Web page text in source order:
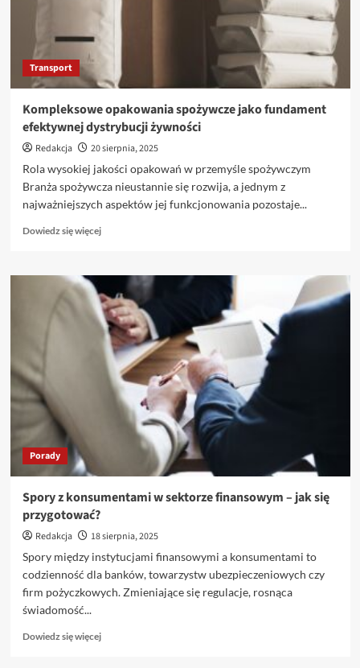
pracowników
i
Transport
Kompleksowe opakowania spożywcze jako fundament
efektywnej dystrybucji żywności
Redakcja
20 sierpnia, 2025
Rola wysokiej jakości opakowań w przemyśle spożywczym
Branża spożywcza nieustannie się rozwija, a jednym z
najważniejszych aspektów jej funkcjonowania pozostaje...
Dowiedz się więcejDowiedz
o
Kompleksowe
opakowania
spożywcze
jako
fundament
efektywnej
dystrybucji
żywności
Porady
Spory z konsumentami w sektorze finansowym – jak się
przygotować?
Redakcja
18 sierpnia, 2025
Spory między instytucjami finansowymi a konsumentami to
codzienność dla banków, towarzystw ubezpieczeniowych czy
firm pożyczkowych. Zmieniające się regulacje, rosnąca
świadomość...
Dowiedz się więcejDowiedz